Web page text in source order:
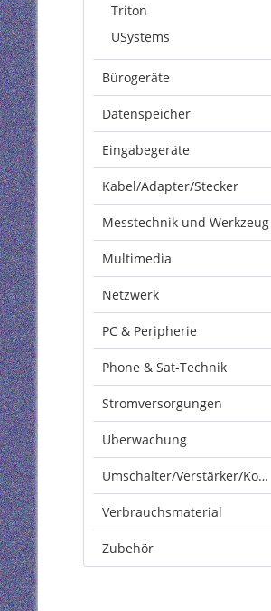
Triton
USystems
Bürogeräte
Datenspeicher
Eingabegeräte
Kabel/Adapter/Stecker
Messtechnik und Werkzeug
Multimedia
Netzwerk
PC & Peripherie
Phone & Sat-Technik
Stromversorgungen
Überwachung
Umschalter/Verstärker/Konverter
Verbrauchsmaterial
Zubehör